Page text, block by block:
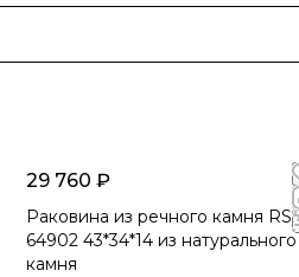
29 760 ₽
Раковина из речного камня RS-
64902 43*34*14 из натурального
камня